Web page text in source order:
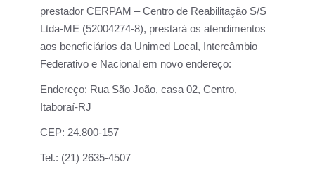
prestador CERPAM – Centro de Reabilitação S/S
Ltda-ME (52004274-8), prestará os atendimentos
aos beneficiários da Unimed Local, Intercâmbio
Federativo e Nacional em novo endereço:
Endereço: Rua São João, casa 02, Centro,
Itaboraí-RJ
CEP: 24.800-157
Tel.: (21) 2635-4507